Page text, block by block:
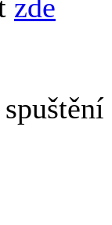
zde